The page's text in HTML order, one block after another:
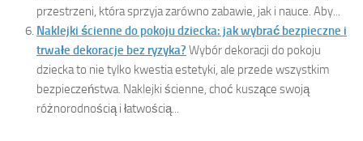
przestrzeni, która sprzyja zarówno zabawie, jak i nauce. Aby...
Naklejki ścienne do pokoju dziecka: jak wybrać bezpieczne i
trwałe dekoracje bez ryzyka? Wybór dekoracji do pokoju
dziecka to nie tylko kwestia estetyki, ale przede wszystkim
bezpieczeństwa. Naklejki ścienne, choć kuszące swoją
różnorodnością i łatwością...